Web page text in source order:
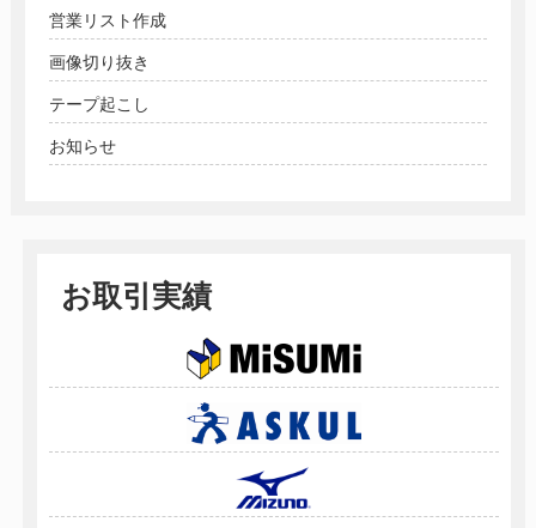
営業リスト作成
画像切り抜き
テープ起こし
お知らせ
お取引実績